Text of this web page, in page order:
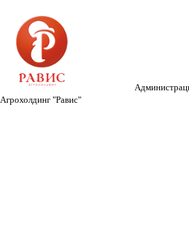
Агрохолдинг "Равис"